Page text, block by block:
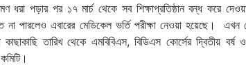
ধরা পড়ার পর ১৭ মার্চ থেকে সব শিক্ষাপ্রতিষ্ঠান বন্ধ করে
পারলেও এবারের মেডিকেল ভর্তি পরীক্ষা নেওয়া হয়েছে। এখন
তারিখ থেকে এমবিবিএস, বিডিএস কোর্সের দ্বিতীয় বর্ষ